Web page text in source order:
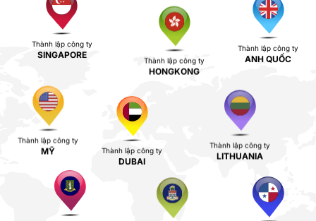
Thành lập công ty
SINGAPORE Thành lập công ty
HONGKONG
Thành lập công ty
ANH QUỐC
Thành lập công ty
MỸ Thành lập công ty
DUBAI
Thành lập công ty
LITHUANIA